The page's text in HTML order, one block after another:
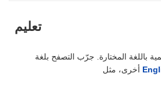
تعليم
باللغة المختارة. جرّب التصفح بلغة